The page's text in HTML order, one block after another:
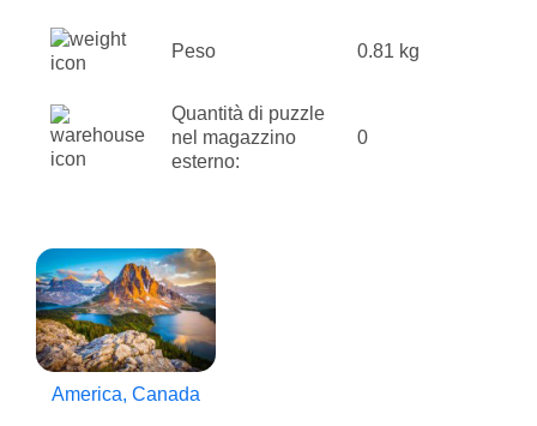
Peso 0.81 kg
Quantità di puzzle
nel magazzino
esterno:
0
America, Canada